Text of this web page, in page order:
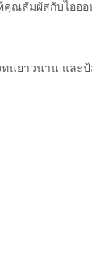
ณสัมผัสกับไอออ
ทนยาวนาน และ